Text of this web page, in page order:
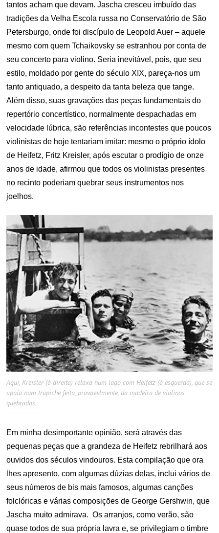
tantos acham que devam. Jascha cresceu imbuído das
tradições da Velha Escola russa no Conservatório de São
Petersburgo, onde foi discípulo de Leopold Auer – aquele
mesmo com quem Tchaikovsky se estranhou por conta de
seu concerto para violino. Seria inevitável, pois, que seu
estilo, moldado por gente do século XIX, pareça-nos um
tanto antiquado, a despeito da tanta beleza que tange.
Além disso, suas gravações das peças fundamentais do
repertório concertístico, normalmente despachadas em
velocidade lúbrica, são referências incontestes que poucos
violinistas de hoje tentariam imitar: mesmo o próprio ídolo
de Heifetz, Fritz Kreisler, após escutar o prodígio de onze
anos de idade, afirmou que todos os violinistas presentes
no recinto poderiam quebrar seus instrumentos nos
joelhos.
Aqui, Kreisler (à direita) relaxa num lago com Heifetz (à esquerda), que se
apoia num trapiche feito, provavelmente, da madeira de violinos
quebrados.
Em minha desimportante opinião, será através das
pequenas peças que a grandeza de Heifetz rebrilhará aos
ouvidos dos séculos vindouros. Esta compilação que ora
lhes apresento, com algumas dúzias delas, inclui vários de
seus números de bis mais famosos, algumas canções
folclóricas e várias composições de George Gershwin, que
Jascha muito admirava. Os arranjos, como verão, são
quase todos de sua própria lavra e, se privilegiam o timbre